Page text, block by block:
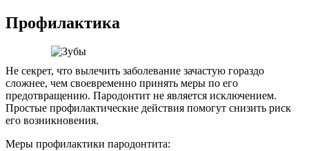
Профилактика
Не секрет, что вылечить заболевание зачастую гораздо
сложнее, чем своевременно принять меры по его
предотвращению. Пародонтит не является исключением.
Простые профилактические действия помогут снизить риск
его возникновения.
Меры профилактики пародонтита: